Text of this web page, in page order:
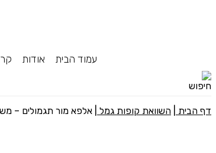
עמוד הבית אודות
דף הבית השוואת קופות גמל אלפא מור תגמולים –